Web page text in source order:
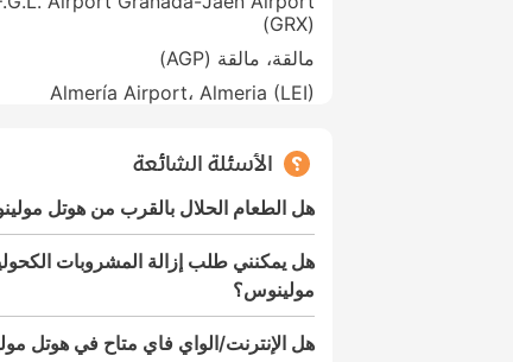
(GRX)
مالقة، مالقة (AGP)
Almería Airport، Almeria (LEI)
الأسئلة الشائعة
هل الطعام الحلال بالقرب من هوتل
هل يمكنني طلب إزالة المشروبات
مولينوس؟
هل الإنترنت/الواي فاي متاح في هوتل